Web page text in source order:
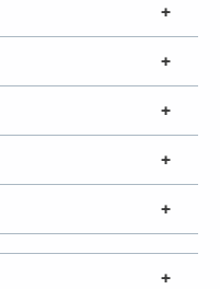
+
+
+
+
+
+